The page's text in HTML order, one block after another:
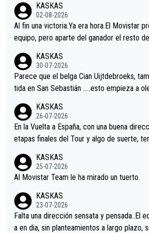
KASKAS
02-08-2026
Al fin una victoria.Ya era hora.El Movistar
equipo, pero aparte del ganador el resto
s.La única buena noticia es la mejoría de
astian.Si en la Vuelta a Burgos sigue la
er alguna sorpresa en la Vuelta.Ojalá.
KASKAS
30-07-2026
Parece que el belga Cian Uijtdebroeks,
tida en San Sebastián …..esto empieza a
KASKAS
26-07-2026
En la Vuelta a España, con una buena
etapas finales del Tour y algo de suerte,
KASKAS
25-07-2026
Al Movistar Team le ha mirado un tuerto.
KASKAS
23-07-2026
Falta una dirección sensata y pensada..El
a en dia, sin planteamientos a largo plazo,